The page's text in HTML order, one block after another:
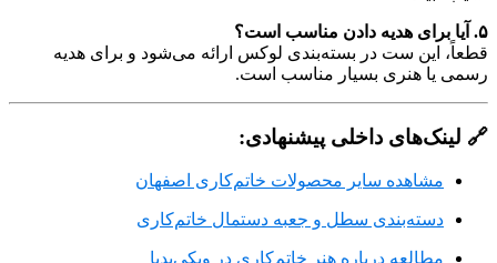
۵. آیا برای هدیه دادن مناسب است؟
قطعاً، این ست در بسته‌بندی لوکس ارائه می‌شود و برای هدیه
رسمی یا هنری بسیار مناسب است.
🔗 لینک‌های داخلی پیشنهادی:
مشاهده سایر محصولات خاتم‌کاری اصفهان
دسته‌بندی سطل و جعبه دستمال خاتم‌کاری
مطالعه درباره هنر خاتم‌کاری در ویکی‌پدیا